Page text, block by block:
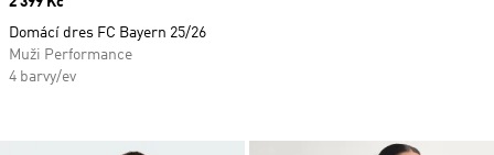
Domácí dres FC Bayern 25/26
Muži Performance
4 barvy/ev